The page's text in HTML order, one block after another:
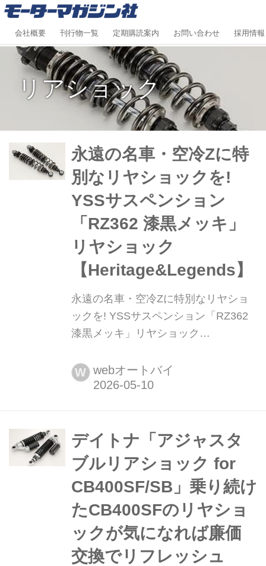
会社概要 刊行物一覧 定期購読案内 お問い合わせ 採用情報
リアショック
永遠の名車・空冷Zに特
別なリヤショックを!
YSSサスペンション
「RZ362 漆黒メッキ」
リヤショック
【Heritage&Legends】
永遠の名車・空冷Zに特別なリヤショ
ックを! YSSサスペンション「RZ362
漆黒メッキ」リヤショック
イジ&レジェンズ』が各社の注目の新
製品を紹介します。今回は YSSサスペ
W webオートバイ
デイトナ「アジャスタ
ブルリアショック for
CB400SF/SB」乗り続け
たCB400SFのリヤショ
ックが気になれば廉価
交換でリフレッシュ